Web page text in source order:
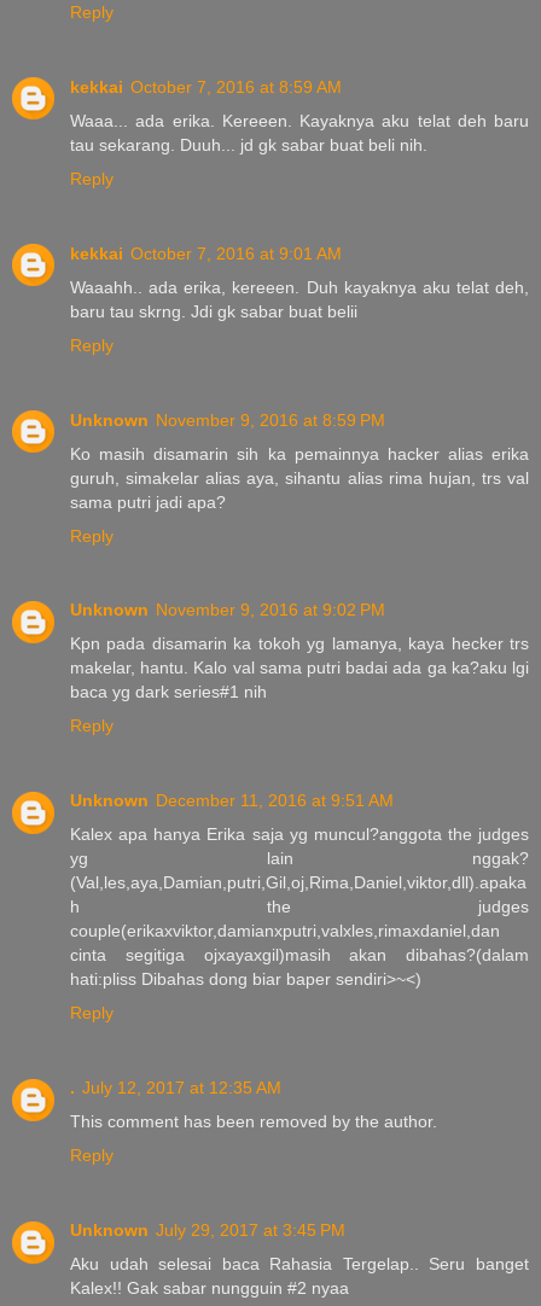
Reply
kekkai October 7, 2016 at 8:59 AM
Waaa... ada erika. Kereeen. Kayaknya aku telat deh baru
tau sekarang. Duuh... jd gk sabar buat beli nih.
Reply
kekkai October 7, 2016 at 9:01 AM
Waaahh.. ada erika, kereeen. Duh kayaknya aku telat deh,
baru tau skrng. Jdi gk sabar buat belii
Reply
Unknown November 9, 2016 at 8:59 PM
Ko masih disamarin sih ka pemainnya hacker alias erika
guruh, simakelar alias aya, sihantu alias rima hujan, trs val
sama putri jadi apa?
Reply
Unknown November 9, 2016 at 9:02 PM
Kpn pada disamarin ka tokoh yg lamanya, kaya hecker trs
makelar, hantu. Kalo val sama putri badai ada ga ka?aku lgi
baca yg dark series#1 nih
Reply
Unknown December 11, 2016 at 9:51 AM
Kalex apa hanya Erika saja yg muncul?anggota the judges
yg lain nggak?
(Val,les,aya,Damian,putri,Gil,oj,Rima,Daniel,viktor,dll).apaka
h the judges
couple(erikaxviktor,damianxputri,valxles,rimaxdaniel,dan
cinta segitiga ojxayaxgil)masih akan dibahas?(dalam
hati:pliss Dibahas dong biar baper sendiri>~<)
Reply
. July 12, 2017 at 12:35 AM
This comment has been removed by the author.
Reply
Unknown July 29, 2017 at 3:45 PM
Aku udah selesai baca Rahasia Tergelap.. Seru banget
Kalex!! Gak sabar nungguin #2 nyaa